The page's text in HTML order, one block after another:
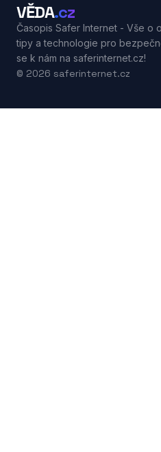
VĚDA.cz
Časopis Safer Internet - Vše o
tipy a technologie pro
se k nám na saferinternet.cz!
© 2026 saferinternet.cz